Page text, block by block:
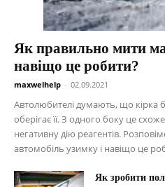
Як правильно мити
навіщо це робити?
maxwelhelp - 02.09.2021
Автолюбителі думають, що кірка
оберігає її. З одного боку це
негативну дію реагентів.
автомобіль узимку і навіщо це
Як зробити